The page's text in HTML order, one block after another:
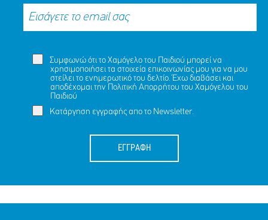
Συμφωνώ ότι το Χαμόγελο του Παιδιού μπορεί να
χρησιμοποιήσει τα στοιχεία επικοινωνίας μου για να μου
στείλει το ενημερωτικό του δελτίο. Έχω διαβάσει και
αποδέχομαι την Πολιτική Απορρήτου του Χαμόγελου του
Παιδιού
Κατάργηση εγγραφής απο το Newsletter.
ΕΓΓΡΑΦΗ